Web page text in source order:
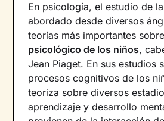
En psicología, el estudio de
abordado desde diversos
teorías más importantes
psicológico de los niños,
Jean Piaget. En sus estudios
procesos cognitivos de los
teoriza sobre diversos
aprendizaje y desarrollo